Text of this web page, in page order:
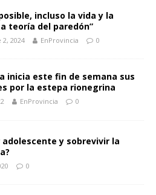
incluso la vida y la
teoría del paredón”
2024 EnProvincia 0
inicia este fin de semana sus
por la estepa rionegrina
EnProvincia 0
adolescente y sobrevivir la
0